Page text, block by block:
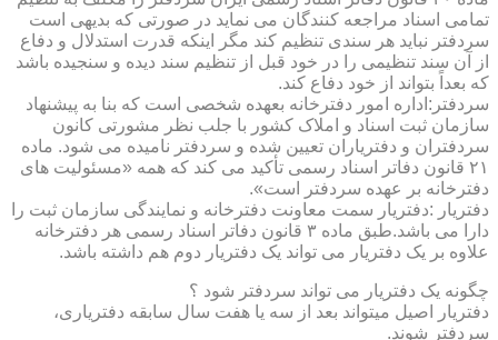
تمامی اسناد مراجعه کنندگان می نماید در صورتی که بدیهی است
سردفتر نباید هر سندی تنظیم کند مگر اینکه قدرت استدلال و دفاع
از آن سند تنظیمی را در خود قبل از تنظیم سند دیده و سنجیده باشد
که بعداً بتواند از خود دفاع کند.
سردفتر:اداره امور دفترخانه بعهده شخصی است که بنا به پیشنهاد
سازمان ثبت اسناد و املاک کشور با جلب نظر مشورتی کانون
سردفتران و دفتریاران تعیین شده و سردفتر نامیده می شود. ماده
۲۱ قانون دفاتر اسناد رسمی تأکید می کند که همه «مسئولیت های
دفترخانه بر عهده سردفتر است».
دفتریار :دفتریار سمت معاونت دفترخانه و نمایندگی سازمان ثبت را
دارا می باشد.طبق ماده ۳ قانون دفاتر اسناد رسمی هر دفترخانه
علاوه بر یک دفتریار می تواند یک دفتریار دوم هم داشته باشد.
چگونه یک دفتریار می تواند سردفتر شود ؟
دفتریار اصیل میتواند بعد از سه یا هفت سال سابقه دفتریاری،
سردفتر شوند.